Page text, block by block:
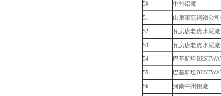
50
中州鋁廠
51
山東萊蕪鋼鐵公
52
瓦房店老虎水泥廠
53
瓦房店老虎水泥廠
54
巴基斯坦
55
巴基斯坦
56
河南中州鋁廠